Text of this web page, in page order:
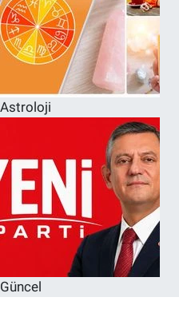
Astroloji
Güncel